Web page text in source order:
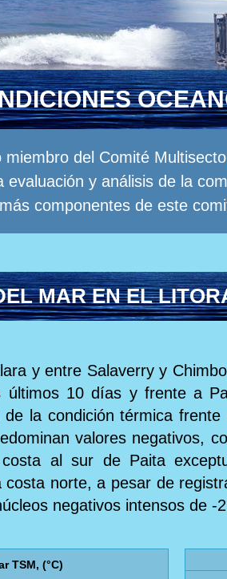
del Comité
y análisis de la
componentes de este
MAR EN EL
y entre Salaverry y
10 días y frente a
la condición térmica
valores negativos,
al sur de Paita
norte, a pesar de
negativos intensos de -
TSM, (°C)